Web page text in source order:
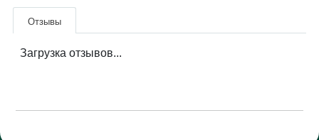
Отзывы
Загрузка отзывов...